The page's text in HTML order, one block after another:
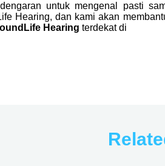
untuk mengenal pasti
Hearing, dan kami akan
Hearing terdekat di